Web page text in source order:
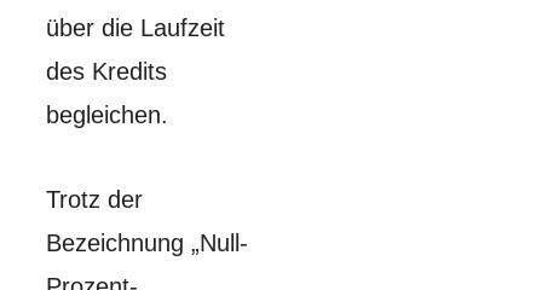
über die Laufzeit
des Kredits
begleichen.
Trotz der
Bezeichnung „Null-